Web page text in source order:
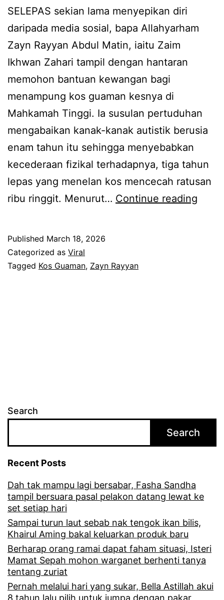
SELEPAS sekian lama menyepikan diri
daripada media sosial, bapa Allahyarham
Zayn Rayyan Abdul Matin, iaitu Zaim
Ikhwan Zahari tampil dengan hantaran
memohon bantuan kewangan bagi
menampung kos guaman kesnya di
Mahkamah Tinggi. Ia susulan pertuduhan
mengabaikan kanak-kanak autistik berusia
enam tahun itu sehingga menyebabkan
kecederaan fizikal terhadapnya, tiga tahun
lepas yang menelan kos mencecah ratusan
ribu ringgit. Menurut… Continue reading
t
u
r
i
u
i
Published March 18, 2026
Categorized as Viral
Tagged Kos Guaman, Zayn Rayyan
Search
Search
Recent Posts
Dah tak mampu lagi bersabar, Fasha Sandha
tampil bersuara pasal pelakon datang lewat ke
set setiap hari
Sampai turun laut sebab nak tengok ikan bilis,
Khairul Aming bakal keluarkan produk baru
Berharap orang ramai dapat faham situasi, Isteri
Mamat Sepah mohon warganet berhenti tanya
tentang zuriat
Pernah melalui hari yang sukar, Bella Astillah akui
8 tahun lalu pilih untuk jumpa dengan pakar